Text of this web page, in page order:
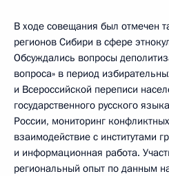
В ходе совещания был отмечен
регионов Сибири в сфере
Обсуждались вопросы
вопроса» в период
и Всероссийской переписи
государственного русского
России, мониторинг
взаимодействие с институтами
и информационная работа.
региональный опыт по данным